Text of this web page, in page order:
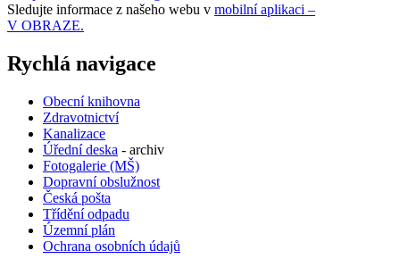
Sledujte informace z našeho webu v mobilní aplikaci –
V OBRAZE.
Rychlá navigace
Obecní knihovna
Zdravotnictví
Kanalizace
Úřední deska - archiv
Fotogalerie (MŠ)
Dopravní obslužnost
Česká pošta
Třídění odpadu
Územní plán
Ochrana osobních údajů